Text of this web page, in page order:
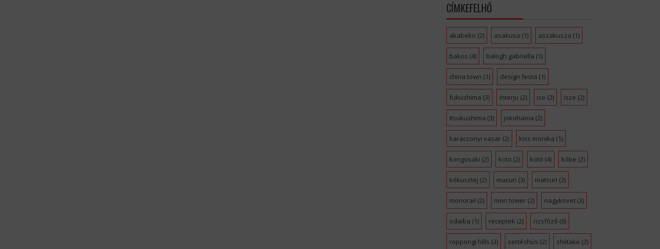
CÍMKEFELHŐ
akabeko (2) asakusa (1) aszakusza (1)
bakos (4) balogh gabriella (1)
china town (1) design festa (1)
fukushima (3) interju (2) ise (2) isze (2)
itsukushima (3) jokohama (2)
karacsonyi vasar(2) kiss monika (1)
kongosaki (2) koto (2) kotó (4) kóbe (2)
kókusztej (2) macuri (3) matsuri (2)
monorail (2) mori tower(2) nagykovet(3)
odaiba (1) receptek (2) rizsfőző (6)
roppongi hills (3) sertéshús (2) shiitake (2)